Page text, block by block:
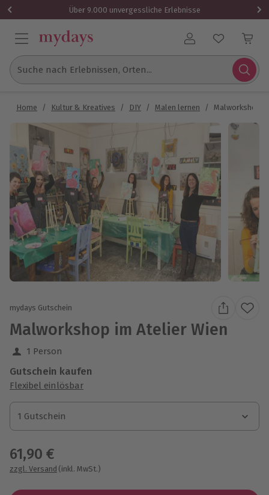
Über 9.000 unvergessliche Erlebnisse
Benutzerkonto
Suche nach Erlebnissen, Orten...
Home / Kultur & Kreatives / DIY / Malen lernen / Malworkshop
mydays Gutschein
Malworkshop im Atelier Wien
1 Person
Gutschein kaufen
Flexibel einlösbar
1 Gutschein
1 Gutschein
1 Gutschein
61,90 €
zzgl. Versand (inkl. MwSt.)